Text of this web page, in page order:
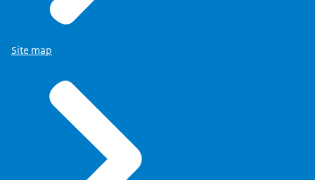
Site map